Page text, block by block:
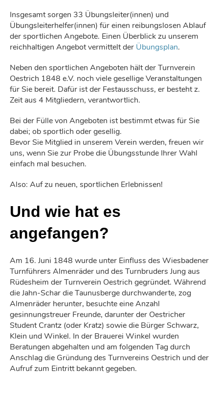
Insgesamt sorgen 33 Übungsleiter(innen) und
Übungsleiterhelfer(innen) für einen reibungslosen Ablauf
der sportlichen Angebote. Einen Überblick zu unserem
reichhaltigen Angebot vermittelt der Übungsplan.
Neben den sportlichen Angeboten hält der Turnverein
Oestrich 1848 e.V. noch viele gesellige Veranstaltungen
für Sie bereit. Dafür ist der Festausschuss, er besteht z.
Zeit aus 4 Mitgliedern, verantwortlich.
Bei der Fülle von Angeboten ist bestimmt etwas für Sie
dabei; ob sportlich oder gesellig.
Bevor Sie Mitglied in unserem Verein werden, freuen wir
uns, wenn Sie zur Probe die Übungsstunde Ihrer Wahl
einfach mal besuchen.
Also: Auf zu neuen, sportlichen Erlebnissen!
Und wie hat es
angefangen?
Am 16. Juni 1848 wurde unter Einfluss des Wiesbadener
Turnführers Almenräder und des Turnbruders Jung aus
Rüdesheim der Turnverein Oestrich gegründet. Während
die Jahn-Schar die Taunusberge durchwanderte, zog
Almenräder herunter, besuchte eine Anzahl
gesinnungstreuer Freunde, darunter der Oestricher
Student Crantz (oder Kratz) sowie die Bürger Schwarz,
Klein und Winkel. In der Brauerei Winkel wurden
Beratungen abgehalten und am folgenden Tag durch
Anschlag die Gründung des Turnvereins Oestrich und der
Aufruf zum Eintritt bekannt gegeben.